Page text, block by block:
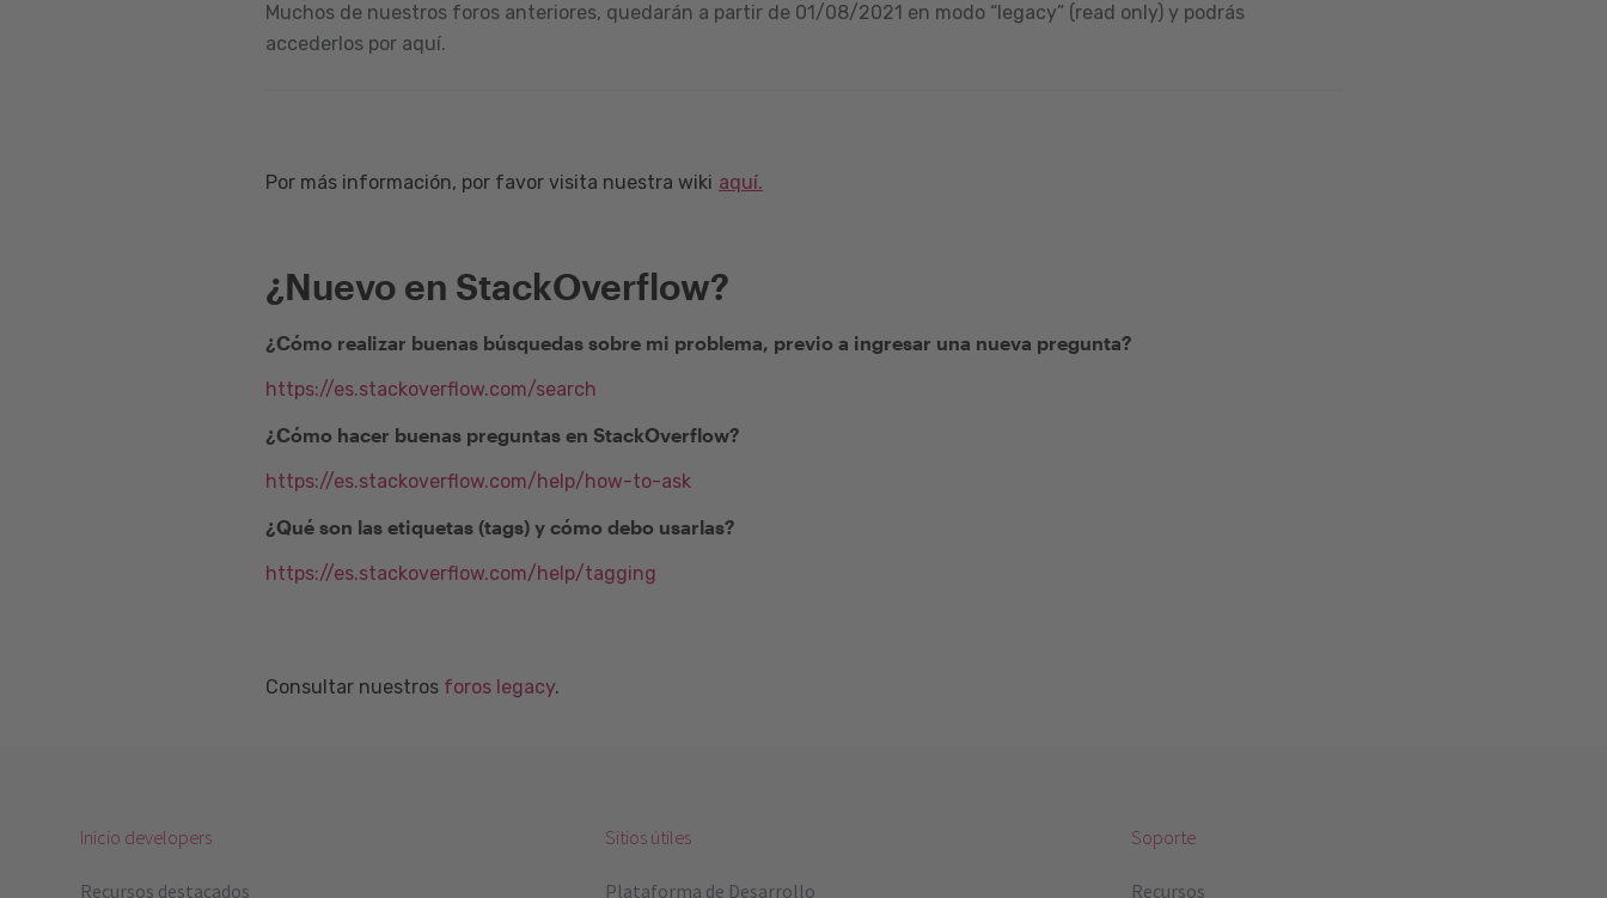
Muchos de nuestros foros anteriores, quedarán a partir de 01/08/2021 en modo “legacy” (read only) y podrás
accederlos por aquí.
Por más información, por favor visita nuestra wiki aquí.
¿Nuevo en StackOverflow?
¿Cómo realizar buenas búsquedas sobre mi problema, previo a ingresar una nueva pregunta?
https://es.stackoverflow.com/search
¿Cómo hacer buenas preguntas en StackOverflow?
https://es.stackoverflow.com/help/how-to-ask
¿Qué son las etiquetas (tags) y cómo debo usarlas?
https://es.stackoverflow.com/help/tagging
Consultar nuestros foros legacy.
Inicio developers
Recursos destacados
Sitios útiles
Plataforma de Desarrollo
Soporte
Recursos